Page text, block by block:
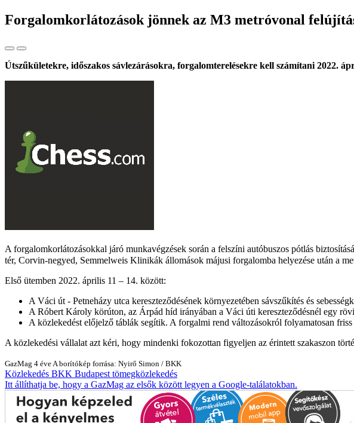
Forgalomkorlátozások jönnek az M3 metróvonal
Útszűkületekre, időszakos sávlezárásokra, forgalomterelésekre kell számítani 2022.
A forgalomkorlátozásokkal járó munkavégzések során a felszíni autóbuszos pótlás
tér, Corvin-negyed, Semmelweis Klinikák állomások májusi forgalomba helyezése után a
Első ütemben 2022. április 11 – 14. között:
A Váci út - Petneházy utca kereszteződésének környezetében sávszűkítés és
A Róbert Károly körúton, az Árpád híd irányában a Váci úti kereszteződésnél egy
A közlekedést előjelző táblák segítik. A forgalmi rend változásokról folyamatosan
A közlekedési vállalat azt kéri, hogy mindenki fokozottan figyeljen az érintett szakaszon
GazMag 4 éve A borítókép forrása: Nyirő Simon / BKK
Közlekedés BKK Budapest tömegközlekedés
Itt állíthatja be, hogy a GazMag az elsők között legyen a Google-találatokban.